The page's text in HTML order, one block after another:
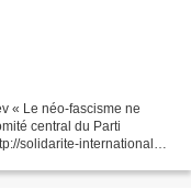
« Le néo-fascisme ne
central du Parti
solidarite-internationale-